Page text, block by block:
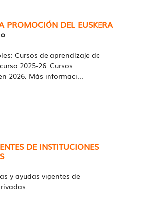
PROMOCIÓN DEL EUSKERA
Cursos de aprendizaje de
2025-26. Cursos
2026. Más informaci...
DE INSTITUCIONES
y ayudas vigentes de